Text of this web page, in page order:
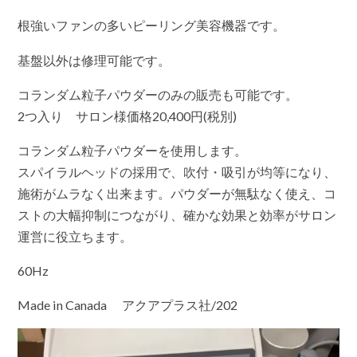
根強いファンの多いピーリング美容機器です。
基盤以外は修理可能です。
コランダム粒子パウダーのみの販売も可能です。
2つ入り サロン様価格20,400円(税別)
コランダム粒子パウダーを使用します。
スパイラルヘッドの採用で、吹付・吸引が均等になり、
施術がムラなく出来ます。パウダーが無駄なく使え、コ
ストの大幅抑制につながり、確かな効果と効率がサロン
運営に役立ちます。
60Hz
Made in Canada アクアプラス社/202
動
画